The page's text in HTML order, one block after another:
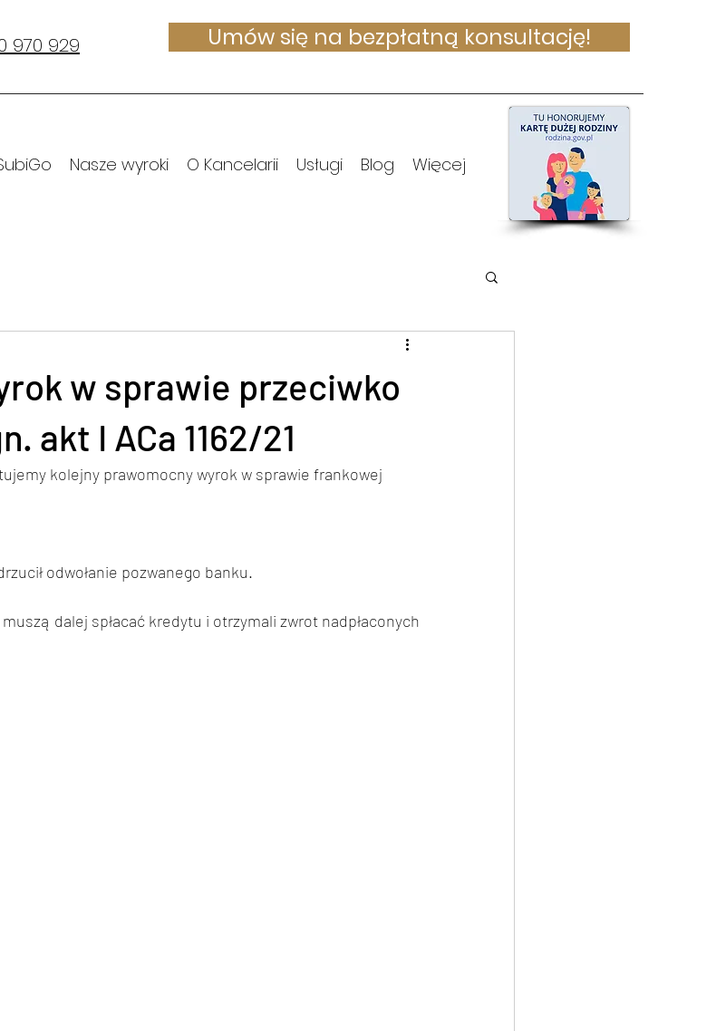
970 929 Umów się na bezpłatną konsultację!
Nasze wyroki O Kancelarii Usługi Blog Więcej
w sprawie przeciwko
akt I ACa 1162/21
kolejny prawomocny wyrok w sprawie frankowej
odwołanie pozwanego banku.
dalej spłacać kredytu i otrzymali zwrot nadpłaconych